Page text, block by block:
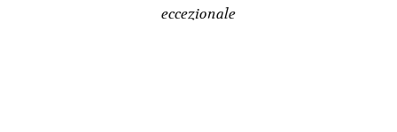
eccezionale